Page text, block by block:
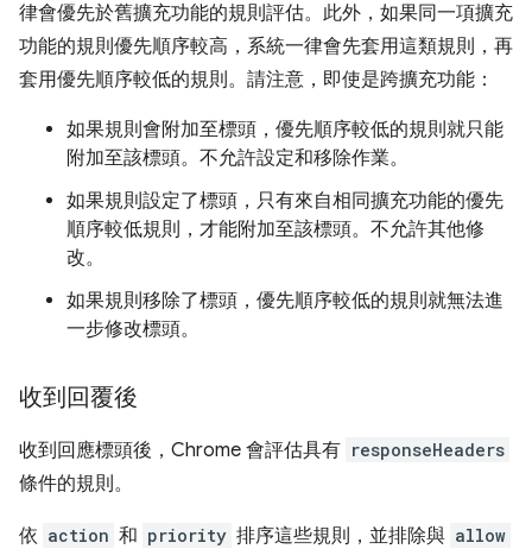
律會優先於舊擴充功能的規則評估。此外，如果同一項擴充
功能的規則優先順序較高，系統一律會先套用這類規則，再
套用優先順序較低的規則。請注意，即使是跨擴充功能：
如果規則會附加至標頭，優先順序較低的規則就只能
附加至該標頭。不允許設定和移除作業。
如果規則設定了標頭，只有來自相同擴充功能的優先
順序較低規則，才能附加至該標頭。不允許其他修
改。
如果規則移除了標頭，優先順序較低的規則就無法進
一步修改標頭。
收到回覆後
收到回應標頭後，Chrome 會評估具有 responseHeaders
條件的規則。
依 action 和 priority 排序這些規則，並排除與 allow